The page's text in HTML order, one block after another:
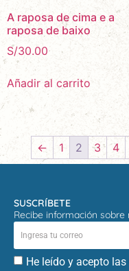
A raposa de cima e a
raposa de baixo
S/30.00
Añadir al carrito
← 1 2 3 4
SUSCRÍBETE
Recibe información
He leído y acepto las